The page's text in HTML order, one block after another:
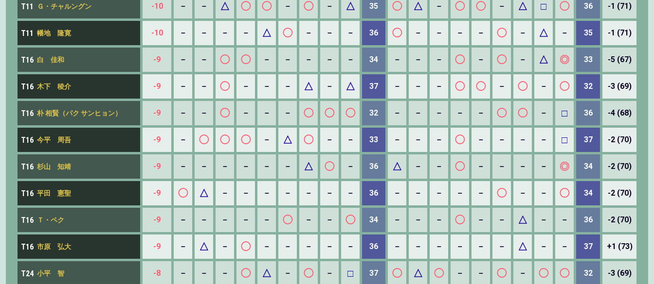
T11 Ｇ・チャルングン -10 － － △ ◯ ◯ － ◯ － △ 35 ◯ △ － ◯ ◯ － △ □ ◯ 36 -1 (71)
T11 幡地 隆寛 -10 － － － － △ ◯ － － － 36 ◯ － － － － ◯ － △ － 35 -1 (71)
T16 白 佳和 -9 － － ◯ ◯ － － － － － 34 － － － ◯ － ◯ － △ ◎ 33 -5 (67)
T16 木下 稜介 -9 － － ◯ － － － △ － △ 37 － － － ◯ ◯ － ◯ － ◯ 32 -3 (69)
T16 朴 相賢（パク サンヒョン） -9 － － ◯ － － － ◯ ◯ ◯ 32 － － － － － ◯ ◯ － □ 36 -4 (68)
T16 今平 周吾 -9 － ◯ ◯ ◯ － △ ◯ － － 33 － － － ◯ － － － － □ 37 -2 (70)
T16 杉山 知靖 -9 － － － － － － △ ◯ － 36 △ － － ◯ － － － － ◎ 34 -2 (70)
T16 平田 憲聖 -9 ◯ △ － － － － － － － 36 － － － － － ◯ － － ◯ 34 -2 (70)
T16 Ｔ・ペク -9 － － － － － ◯ － － ◯ 34 － － － ◯ － － △ － － 36 -2 (70)
T16 市原 弘大 -9 － △ － ◯ － － － － － 36 － － － － － － △ － － 37 +1 (73)
T24 小平 智 -8 － － － ◯ △ － ◯ － □ 37 ◯ △ ◯ － － ◯ － ◯ ◯ 32 -3 (69)